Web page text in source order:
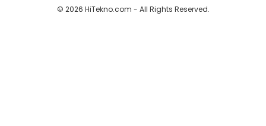
© 2026 HiTekno.com - All Rights Reserved.